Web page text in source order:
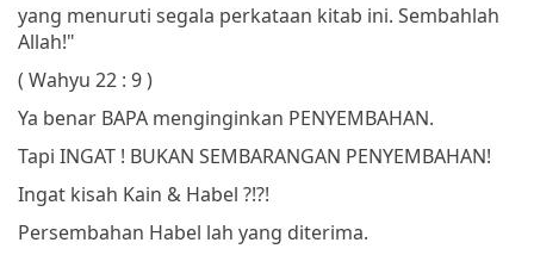
yang menuruti segala perkataan kitab ini. Sembahlah
Allah!"
( Wahyu 22 : 9 )
Ya benar BAPA menginginkan PENYEMBAHAN.
Tapi INGAT ! BUKAN SEMBARANGAN PENYEMBAHAN!
Ingat kisah Kain & Habel ?!?!
Persembahan Habel lah yang diterima.